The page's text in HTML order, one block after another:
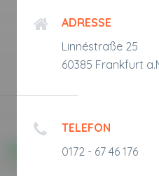
ADRESSE
Linnéstraße 25
60385 Frankfurt
TELEFON
0172 - 67 46 176